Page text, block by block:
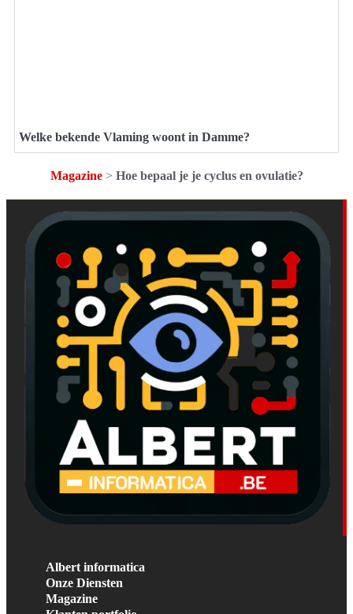
Welke bekende Vlaming woont in Damme?
Magazine> Hoe bepaal je je cyclus en ovulatie?
Albert informatica
Onze Diensten
Magazine